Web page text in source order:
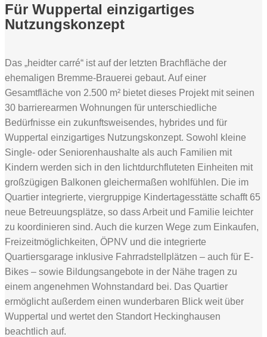
Für Wuppertal einzigartiges
Nutzungskonzept
Das „heidter carré“ ist auf der letzten Brachfläche der
ehemaligen Bremme-Brauerei gebaut. Auf einer
Gesamtfläche von 2.500 m² bietet dieses Projekt mit seinen
30 barrierearmen Wohnungen für unterschiedliche
Bedürfnisse ein zukunftsweisendes, hybrides und für
Wuppertal einzigartiges Nutzungskonzept. Sowohl kleine
Single- oder Seniorenhaushalte als auch Familien mit
Kindern werden sich in den lichtdurchfluteten Einheiten mit
großzügigen Balkonen gleichermaßen wohlfühlen. Die im
Quartier integrierte, viergruppige Kindertagesstätte schafft 65
neue Betreuungsplätze, so dass Arbeit und Familie leichter
zu koordinieren sind. Auch die kurzen Wege zum Einkaufen,
Freizeitmöglichkeiten, ÖPNV und die integrierte
Quartiersgarage inklusive Fahrradstellplätzen – auch für E-
Bikes – sowie Bildungsangebote in der Nähe tragen zu
einem angenehmen Wohnstandard bei. Das Quartier
ermöglicht außerdem einen wunderbaren Blick weit über
Wuppertal und wertet den Standort Heckinghausen
beachtlich auf.